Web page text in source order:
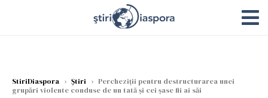
StiriDiaspora › Știri › Percheziții pentru destructurarea unei
grupări violente conduse de un tată și cei șase fii ai săi